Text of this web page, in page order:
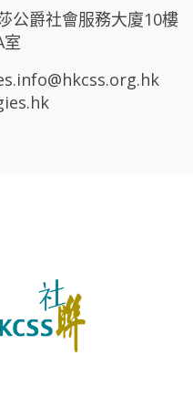
公爵社會服務大廈10樓
室